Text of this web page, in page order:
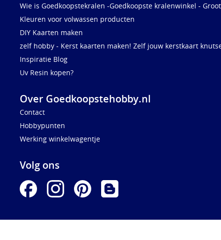
Wie is Goedkoopstekralen -Goedkoopste kralenwinkel -
Kleuren voor volwassen producten
DIY Kaarten maken
zelf hobby - Kerst kaarten maken! Zelf jouw kerstkaart
Inspiratie Blog
Uv Resin kopen?
Over Goedkoopstehobby.nl
Contact
Hobbypunten
Werking winkelwagentje
Volg ons